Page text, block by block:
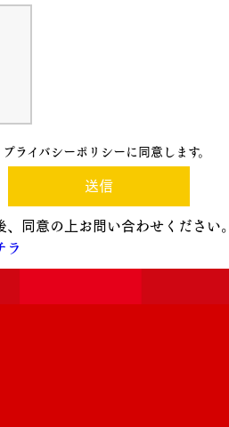
プライバシーポリシーに同意します。
送信
同意の上お問い合わせください。
ラ